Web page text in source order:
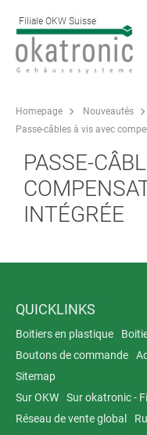
Filiale OKW Suisse
Homepage Nouveautés
Passe-câbles à vis avec
PASSE-
INTÉGRÉE
QUICKLINKS
Boitiers en plastique
Boutons de commande
Sitemap
Sur OKW
Sur okatronic -
Réseau de vente global